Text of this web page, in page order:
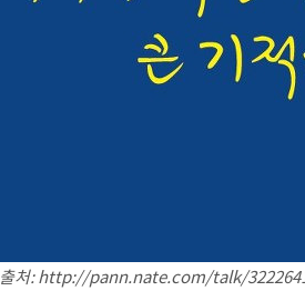
출처: http://pann.nate.com/talk/